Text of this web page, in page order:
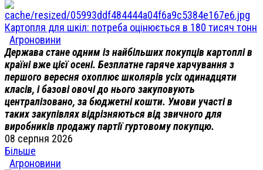
Картопля для шкіл: потреба оцінюється в 180 тисяч тонн
Агроновини
Держава стане одним із найбільших покупців картоплі в
країні вже цієї осені. Безплатне гаряче харчування з
першого вересня охоплює школярів усіх одинадцяти
класів, і базові овочі до нього закуповують
централізовано, за бюджетні кошти. Умови участі в
таких закупівлях відрізняються від звичного для
виробників продажу партії гуртовому покупцю.
08 серпня 2026
Більше
Агроновини